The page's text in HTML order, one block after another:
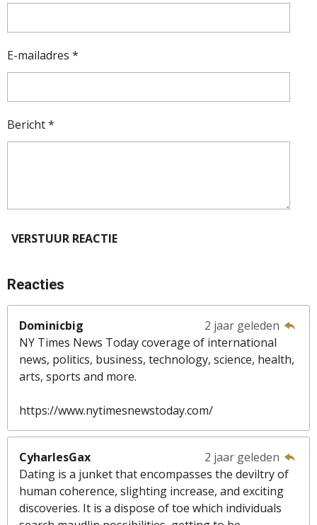
E-mailadres *
Bericht *
VERSTUUR REACTIE
Reacties
Dominicbig
2 jaar geleden
NY Times News Today coverage of international
news, politics, business, technology, science, health,
arts, sports and more.
https://www.nytimesnewstoday.com/
CyharlesGax
2 jaar geleden
Dating is a junket that encompasses the deviltry of
human coherence, slighting increase, and exciting
discoveries. It is a dispose of toe which individuals